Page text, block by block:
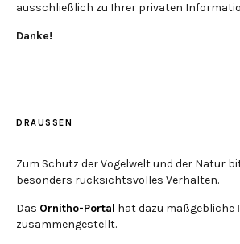
ausschließlich zu Ihrer privaten
Danke!
DRAUSSEN
Zum Schutz der Vogelwelt und der Natur
besonders rücksichtsvolles Verhalten.
Das Ornitho-Portal hat dazu maßgebliche
zusammengestellt.